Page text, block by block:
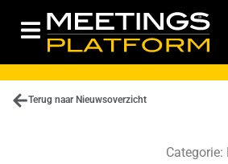
Terug naar Nieuwsoverzicht
Categorie: